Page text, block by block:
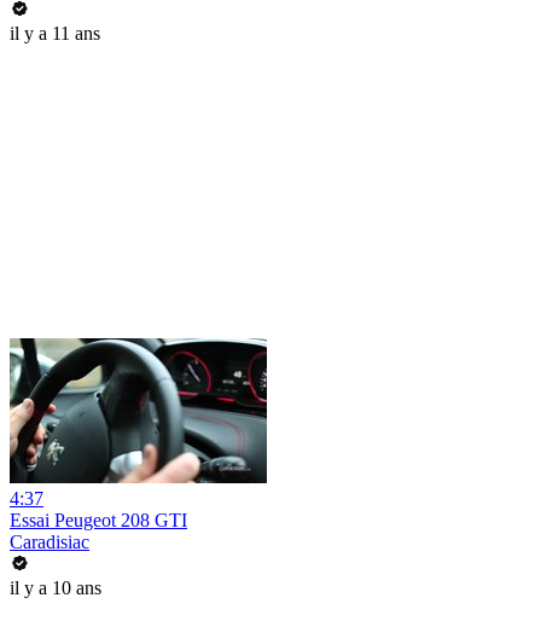
il y a 11 ans
4:37
Essai Peugeot 208 GTI
Caradisiac
il y a 10 ans